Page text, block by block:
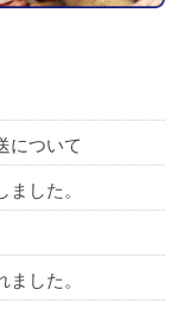
について
した。
した。